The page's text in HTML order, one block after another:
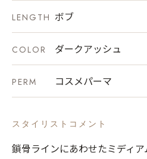
LENGTH ボブ
COLOR ダークアッシュ
PERM コスメパーマ
スタイリストコメント
鎖骨ラインにあわせたミディ